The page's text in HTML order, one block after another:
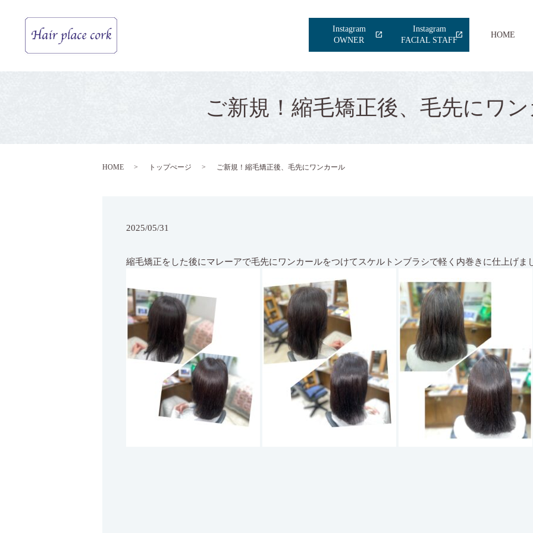
Instagram
OWNER
Instagram
FACIAL STAFF
HOME
ご新規！縮毛矯正後、毛先にワ
HOME トップぺージ ご新規！縮毛矯正後、毛先にワンカール
2025/05/31
縮毛矯正をした後にマレーアで毛先にワンカールをつけてスケルトンブラシで軽く内巻きに仕上げま